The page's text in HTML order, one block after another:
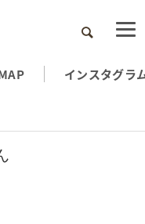
検索
インスタグラ